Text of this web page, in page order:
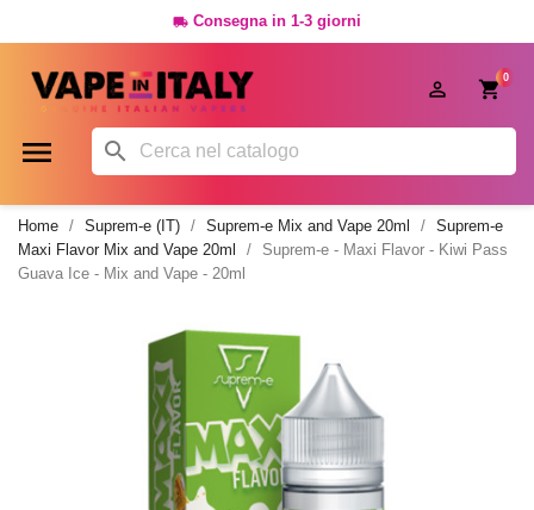
 Consegna in 1-3 giorni
0

 
Home Suprem-e (IT) Suprem-e Mix and Vape 20ml
Suprem-e
Maxi Flavor Mix and Vape 20ml
Suprem-e - Maxi Flavor - Kiwi Pass
Guava Ice - Mix and Vape - 20ml